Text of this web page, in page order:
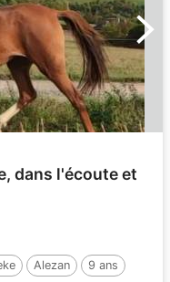
dans l'écoute et
Alezan
9 ans